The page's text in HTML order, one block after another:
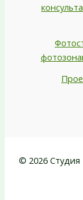
© 2026 Студия